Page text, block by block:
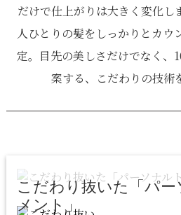
だけで仕上がりは大きく変化し
人ひとりの髪をしっかりとカウ
定。 目先の美しさだけでなく、
案する、 こだわりの技術
こだわり抜いた「パー
メント」